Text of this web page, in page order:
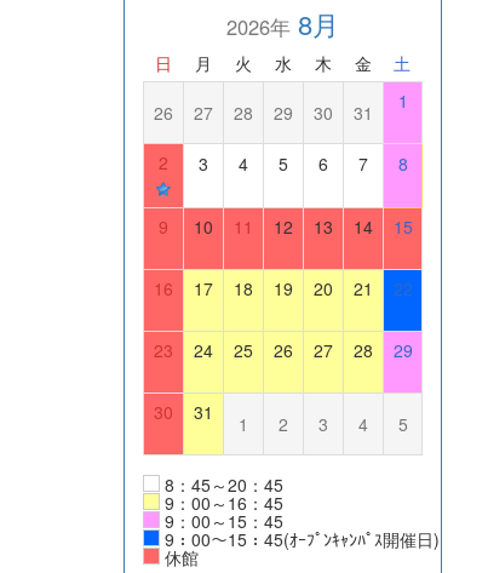
2026年8月
日 月 火 水 木 金 土
26 27 28 29 30 31 1
2 3 4 5 6 7 8
9 10 11 12 13 14 15
16 17 18 19 20 21 22
23 24 25 26 27 28 29
30 31 1 2 3 4 5
8：45～20：45
9：00～16：45
9：00～15：45
9：00～15：45(ｵｰﾌﾟﾝｷｬﾝﾊﾟｽ開催日)
休館